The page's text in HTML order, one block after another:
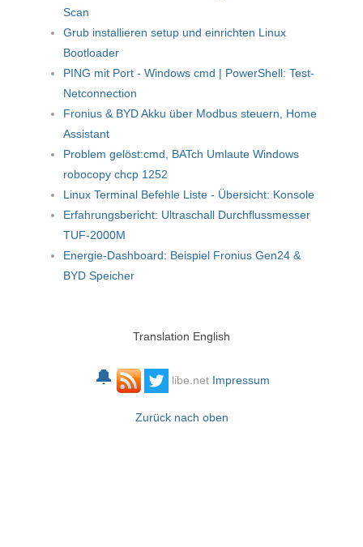
Scan
Grub installieren setup und einrichten Linux
Bootloader
PING mit Port - Windows cmd | PowerShell: Test-
Netconnection
Fronius & BYD Akku über Modbus steuern, Home
Assistant
Problem gelöst:cmd, BATch Umlaute Windows
robocopy chcp 1252
Linux Terminal Befehle Liste - Übersicht: Konsole
Erfahrungsbericht: Ultraschall Durchflussmesser
TUF-2000M
Energie-Dashboard: Beispiel Fronius Gen24 &
BYD Speicher
Translation English
🔔 libe.net Impressum
Zurück nach oben